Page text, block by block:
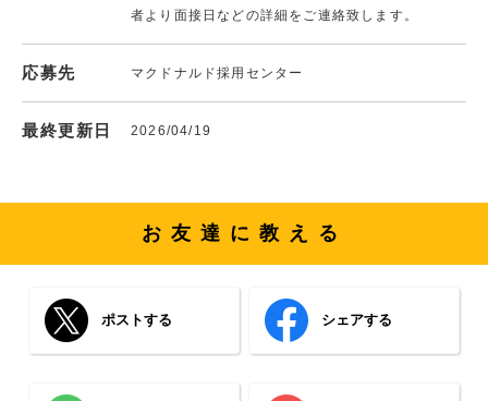
者より面接日などの詳細をご連絡致します。
応募先 マクドナルド採用センター
最終更新日 2026/04/19
お友達に教える
ポストする シェアする